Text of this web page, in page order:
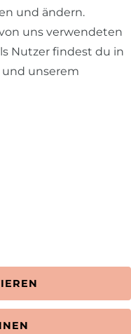
Widerrufs­recht
und ändern.
uns verwendeten
Nutzer findest du in
und unserem